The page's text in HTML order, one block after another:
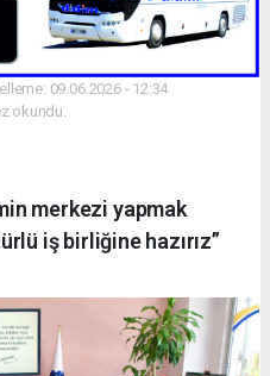
09.06.2026 - 12:34
okundu.
merkezi yapmak
iş birliğine hazırız”